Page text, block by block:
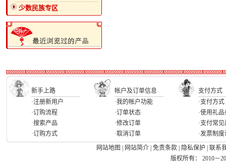
少数民族专区
新手上路 帐户及订单信息
支付方式
·注册新用户
·订购流程
·搜索产品
·订购方式
·我的帐户功能
·订单状态
·修改订单
·取消订单
·支付方式
·使用礼品
·支付常
·发票制
网站地图
网站简介 免责条款 隐私保护
联系
版权所有： 2010－